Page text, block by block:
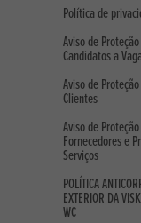
Política de
Aviso de
Candidatos a
Aviso de
Clientes
Aviso de
Fornecedores e
Serviços
POLÍTICA
EXTERIOR DA
WC